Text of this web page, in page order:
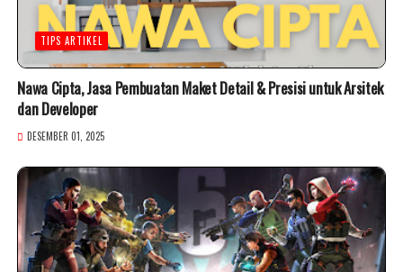
TIPS ARTIKEL
Nawa Cipta, Jasa Pembuatan Maket Detail & Presisi untuk Arsitek
dan Developer
DESEMBER 01, 2025